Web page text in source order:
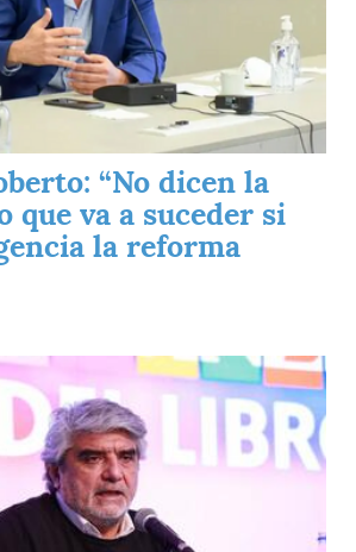
“No dicen la
que va a suceder si
la reforma